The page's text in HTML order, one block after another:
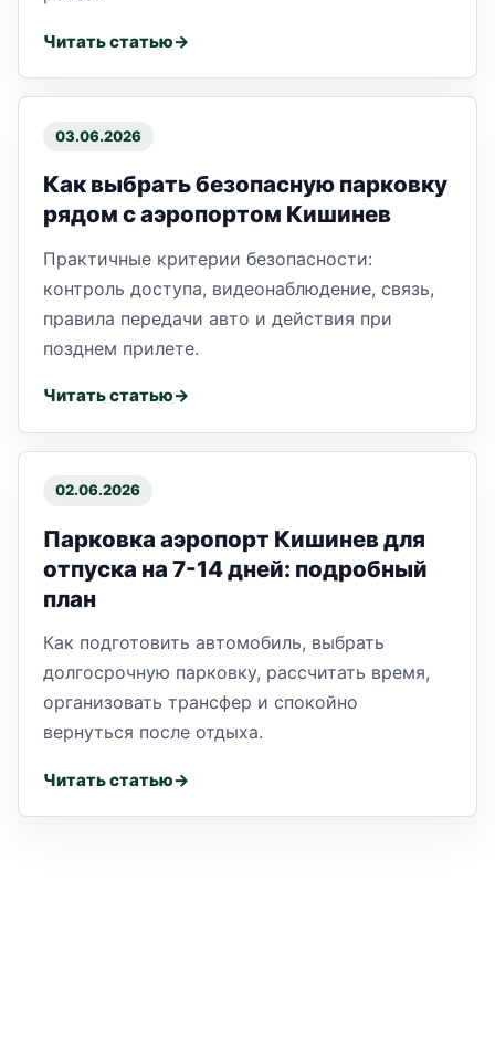
Читать статью
03.06.2026
Как выбрать безопасную парковку
рядом с аэропортом Кишинев
Практичные критерии безопасности:
контроль доступа, видеонаблюдение, связь,
правила передачи авто и действия при
позднем прилете.
Читать статью
02.06.2026
Парковка аэропорт Кишинев для
отпуска на 7-14 дней: подробный
план
Как подготовить автомобиль, выбрать
долгосрочную парковку, рассчитать время,
организовать трансфер и спокойно
вернуться после отдыха.
Читать статью